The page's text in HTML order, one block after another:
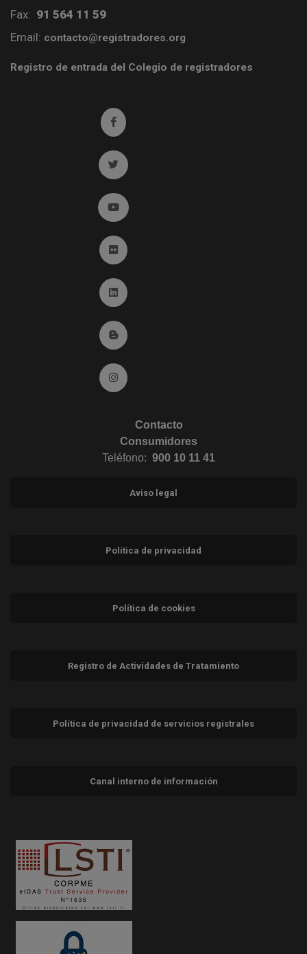
Fax: 91 564 11 59
Email: contacto@registradores.org
Registro de entrada del Colegio de registradores
Ir a facebook (abre en ventana nueva)
Ir a twitter (abre en ventana nueva)
Ir a YouTube (abre en ventana nueva)
Ir a Flickr (abre en ventana nueva)
Ir a Linkedin (abre en ventana nueva)
Ir al Blog (abre en ventana nueva)
Ir a Instagram (abre en ventana nueva)
Contacto
Consumidores
Teléfono: 900 10 11 41
Aviso legal
Política de privacidad
Política de cookies
Registro de Actividades de Tratamiento
Política de privacidad de servicios registrales
Canal interno de información